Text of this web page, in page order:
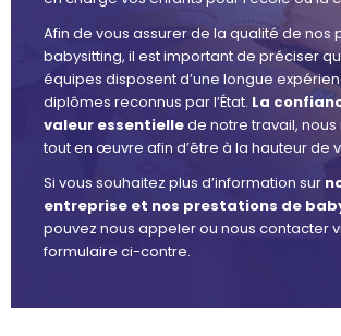
Afin de vous assurer de la qualité de nos
babysitting, il est important de préciser
équipes disposent d’une longue
diplômes reconnus par l’État. La
valeur essentiellede notre travail,
tout en œuvre afin d’être à la hauteur de
Si vous souhaitez plus d’information sur
entreprise et nos prestations de
pouvez nous appeler ou nous contacter
formulaire ci-contre.